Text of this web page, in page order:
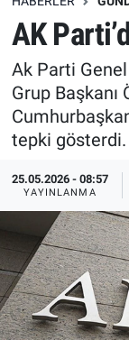
AK
Ak Parti
Grup Başkanı
tepki gösterdi.
25.05.2026 - 08:57
YAYINLANMA
Erişim
Ekonomi
Trend
Özel
Yazarlar
Erişim
Spor
Ekonomi
Medya
Özel
Kadın
Erişim
Tüm
Son
Haber Arşivi